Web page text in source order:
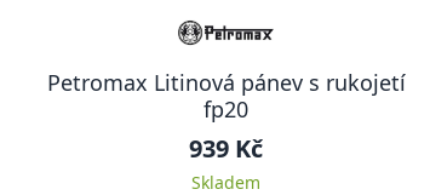
Petromax Litinová pánev s rukojetí
fp20
939 Kč
Skladem